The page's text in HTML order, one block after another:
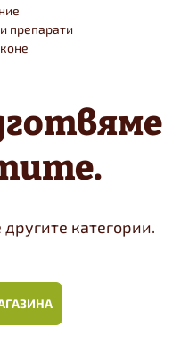
препарати
категории.